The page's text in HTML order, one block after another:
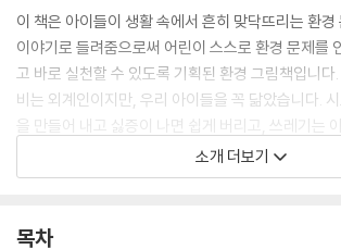
이 책은 아이들이 생활 속에서 흔히 맞닥뜨리는 환
이야기로 들려줌으로써 어린이 스스로 환경 문제를
고 바로 실천할 수 있도록 기획된 환경 그림책입니다
비는 외계인이지만, 우리 아이들을 꼭 닮았습니다.
을 만들어 내고 싫증이 나면 쉽게 버리고, 쓰레기는
을을 온통 쓰레기장으로 만들어 버리는 말썽꾸러기
사소한 행동이 가져오는 엄청난 결과를 보면서 자연
를 지킬 수 있다는 것을 알게 될 것입니다.
소개 더보기
목차